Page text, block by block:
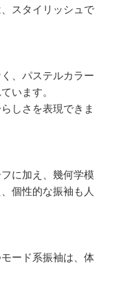
スタイリッシュで
、パステルカラー
います。
しさを表現できま
に加え、幾何学模
個性的な振袖も人
ード系振袖は、体